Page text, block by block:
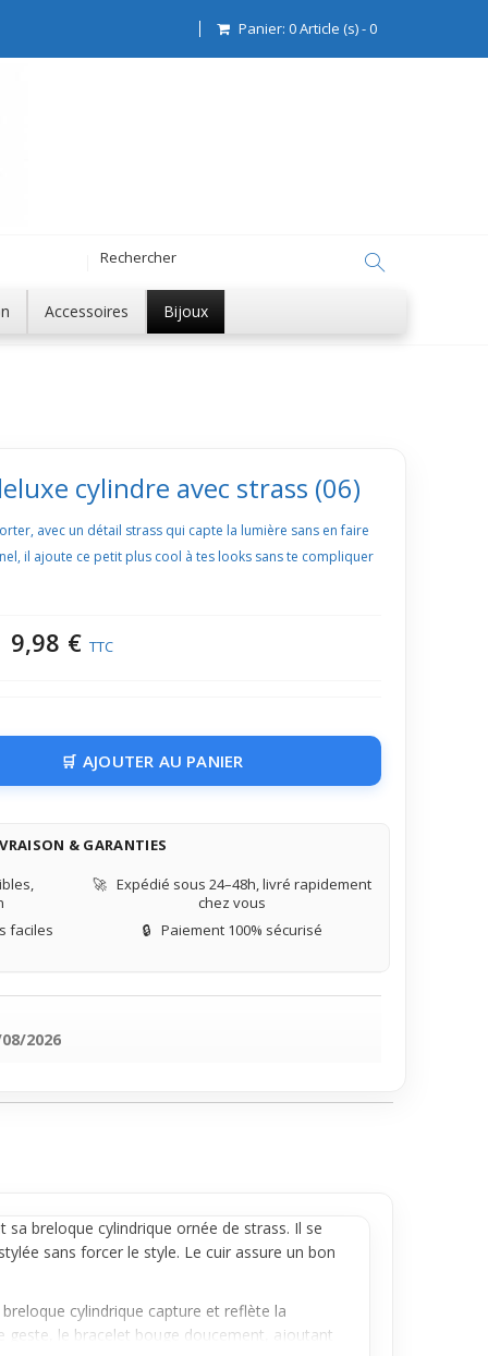
Panier: 0Article (s)-0
Accessoires Bijoux
cylindre avec strass (06)
avec un détail strass qui capte la lumière sans en faire
il ajoute ce petit plus cool à tes looks sans te compliquer
9,98 € TTC
AJOUTER AU PANIER
& GARANTIES
🚀 Expédié sous 24–48h, livré rapidement
chez vous
faciles
🔒 Paiement 100% sécurisé
2026
breloque cylindrique ornée de strass. Il se
sans forcer le style. Le cuir assure un bon
cylindrique capture et reflète la
geste, le bracelet bouge doucement, ajoutant